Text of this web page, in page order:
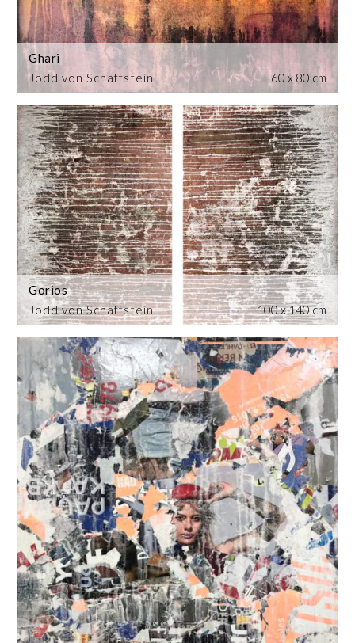
Jodd von Schaffstein
Ghari
60 x 80 cm
Jodd von Schaffstein
Gorios
100 x 140 cm